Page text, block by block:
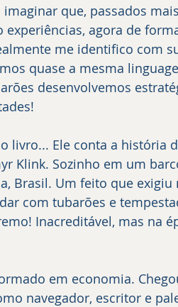
agora de
me identifico com
quase a mesma
desenvolvemos
Klink. Sozinho em um
Brasil. Um feito que
com tubarões e
Inacreditável, mas na
navegador, escritor e